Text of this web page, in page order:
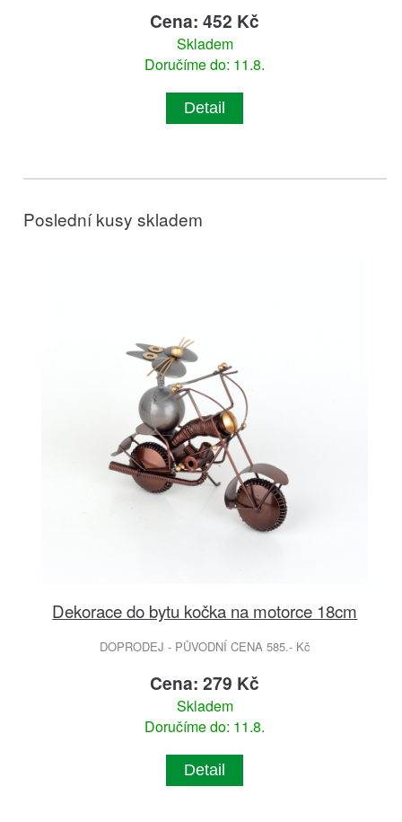
Cena: 452 Kč
Skladem
Doručíme do: 11.8.
Detail
Poslední kusy skladem
Dekorace do bytu kočka na motorce 18cm
DOPRODEJ - PŮVODNÍ CENA 585.- Kč
Cena: 279 Kč
Skladem
Doručíme do: 11.8.
Detail